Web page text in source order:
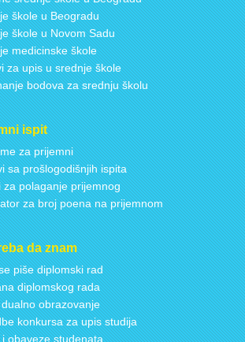
škole u Beogradu
škole u Novom Sadu
medicinske škole
za upis u srednje škole
bodova za srednju školu
ispit
za prijemni
sa prošlogodišnjih ispita
za polaganje prijemnog
za broj poena na prijemnom
da znam
piše diplomski rad
diplomskog rada
obrazovanje
konkursa za upis studija
i obaveze studenata